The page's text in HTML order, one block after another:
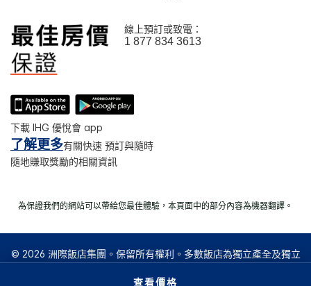
查看價格
線上預訂或致電：
1 877 834 3613
下載 IHG 優悅會 app
了解更多有關快速 預訂與隨時
隨地賺取獎勵的相關資訊
為保證我們的網站可以帶給您最佳體驗，本頁面中的部分內容為機器翻譯。
© 2026 洲際飯店集團。保留所有權利。多數飯店為獨立產全及獨立